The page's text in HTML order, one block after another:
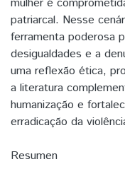
patriarcal. Nesse
ferramenta poderosa
desigualdades e a
uma reflexão ética,
a literatura
humanização e
erradicação da
Resumen